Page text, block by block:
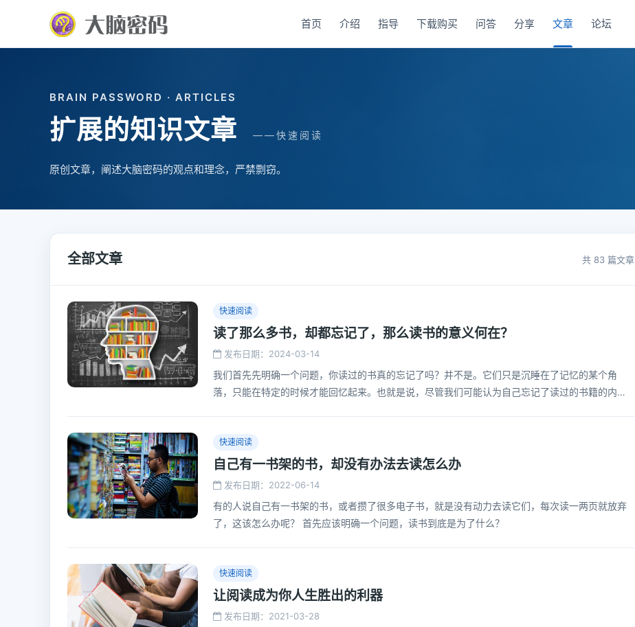
首页 介绍 指导 下载购买 问答 分享 文章 论坛
BRAIN PASSWORD · ARTICLES
扩展的知识文章 ——快速阅读
原创文章，阐述大脑密码的观点和理念，严禁剽窃。
全部文章 共 83 篇文章
快速阅读
读了那么多书，却都忘记了，那么读书的意义何在？
发布日期：2024-03-14
我们首先先明确一个问题，你读过的书真的忘记了吗？并不是。它们只是沉睡在了记忆的某个角
落，只能在特定的时候才能回忆起来。也就是说，尽管我们可能认为自己忘记了读过的书籍的内
快速阅读
自己有一书架的书，却没有办法去读怎么办
发布日期：2022-06-14
有的人说自己有一书架的书，或者攒了很多电子书，就是没有动力去读它们，每次读一两页就放弃
了，这该怎么办呢？ 首先应该明确一个问题，读书到底是为了什么？
快速阅读
让阅读成为你人生胜出的利器
发布日期：2021-03-28